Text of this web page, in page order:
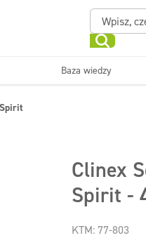
Baza wiedzy
Clinex
Spirit -
KTM: 77-803